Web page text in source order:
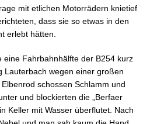
mit etlichen Motorrädern knietief
dass sie so etwas in den
erlebt hätten.
eine Fahrbahnhälfte der B254 kurz
Lauterbach wegen einer großen
schossen Schlamm und
und blockierten die „Berfaer
Keller mit Wasser überflutet. Nach